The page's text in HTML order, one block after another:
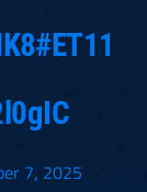
#ET11
7, 2025